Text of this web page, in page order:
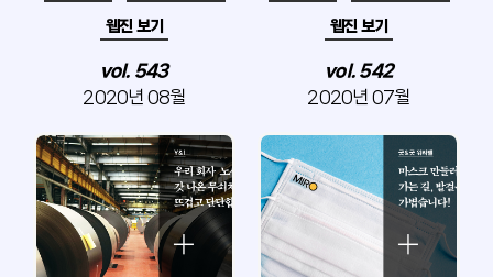
웹진 보기
vol. 543
2020년 08월
웹진 보기
vol. 542
2020년 07월